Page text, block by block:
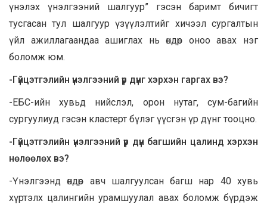
үнэлэх үнэлгээний шалгуур” гэсэн баримт бичигт
тусгасан тул шалгуур үзүүлэлтийг хичээл сургалтын
үйл ажиллагаандаа ашиглах нь өндөр оноо авах нэг
боломж юм.
-Гүйцэтгэлийн үнэлгээний үр дүнг хэрхэн гаргах вэ?
-ЕБС-ийн хувьд нийслэл, орон нутаг, сум-багийн
сургуулиуд гэсэн кластерт бүлэг үүсгэн үр дүнг тооцно.
-Гүйцэтгэлийн үнэлгээний үр дүн багшийн цалинд хэрхэн
нөлөөлөх вэ?
-Үнэлгээнд өндөр авч шалгуулсан багш нар 40 хувь
хүртэлх цалингийн урамшуулал авах боломж бүрдэж